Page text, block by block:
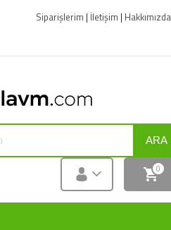
Siparişlerim | İletişim | Hakkımızda
ARA
0